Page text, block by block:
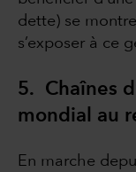
dette) se
s’exposer à ce
5. Chaînes
mondial au
En marche